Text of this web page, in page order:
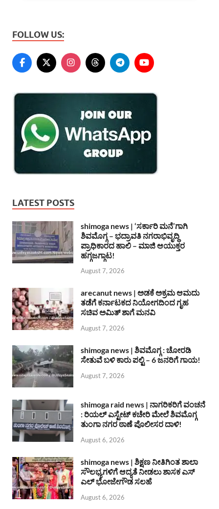
FOLLOW US:
LATEST POSTS
shimoga news | ‘ಸರ್ಕಾರಿ ಮನೆ’ಗಾಗಿ
ಶಿವಮೊಗ್ಗ – ಭದ್ರಾವತಿ ನಗರಾಭಿವೃದ್ದಿ
ಪ್ರಾಧಿಕಾರದ ಹಾಲಿ – ಮಾಜಿ ಆಯುಕ್ತರ
ಹಗ್ಗಜಗ್ಗಾಟ!
August 7, 2026
arecanut news | ಅಡಕೆ ಅಕ್ರಮ ಆಮದು
ತಡೆಗೆ ಕರ್ನಾಟಕದ ನಿಯೋಗದಿಂದ ಗೃಹ
ಸಚಿವ ಅಮಿತ್ ಶಾಗೆ ಮನವಿ
August 7, 2026
shimoga news | ಶಿವಮೊಗ್ಗ : ಚೋರಡಿ
ಸೇತುವೆ ಬಳಿ ಕಾರು ಪಲ್ಟಿ – 6 ಜನರಿಗೆ ಗಾಯ!
August 7, 2026
shimoga raid news | ನಾಗರಿಕರಿಗೆ ವಂಚನೆ
: ರಿಯಲ್ ಎಸ್ಟೇಟ್ ಕಚೇರಿ ಮೇಲೆ ಶಿವಮೊಗ್ಗ
ತುಂಗಾ ನಗರ ಠಾಣೆ ಪೊಲೀಸರ ದಾಳಿ!
August 6, 2026
shimoga news | ಶಿಕ್ಷಣ ನೀತಿಗಿಂತ ಶಾಲಾ
ಸೌಲಭ್ಯಗಳಿಗೆ ಆದ್ಯತೆ ನೀಡಲು ಶಾಸಕ ಎಸ್
ಎಲ್ ಭೋಜೇಗೌಡ ಸಲಹೆ
August 6, 2026